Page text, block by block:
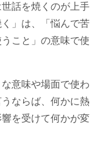
話を焼くのが上手
」は、「悩んで苦
こと」の意味で使
意味や場面で使わ
ならば、何かに熱
を受けて何かが変